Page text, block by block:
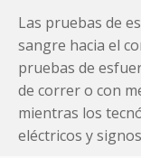
Las pruebas de
sangre hacia el
pruebas de
de correr o con
mientras los
eléctricos y